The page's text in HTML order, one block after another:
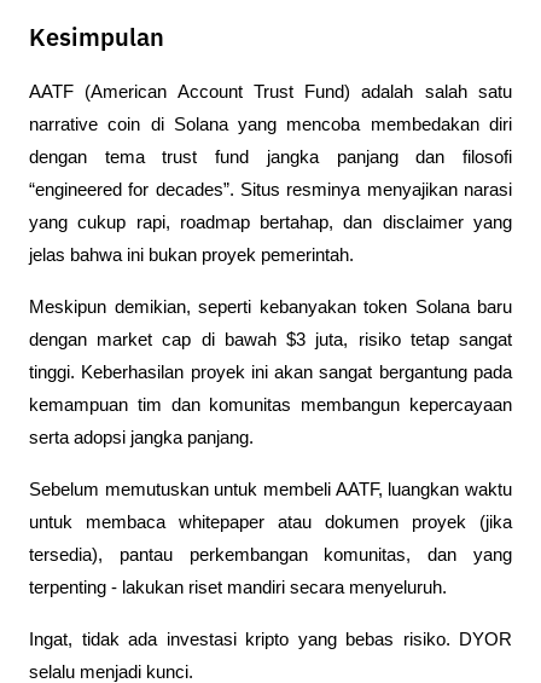
Kesimpulan
AATF (American Account Trust Fund) adalah salah satu
narrative coin di Solana yang mencoba membedakan diri
dengan tema trust fund jangka panjang dan filosofi
“engineered for decades”. Situs resminya menyajikan narasi
yang cukup rapi, roadmap bertahap, dan disclaimer yang
jelas bahwa ini bukan proyek pemerintah.
Meskipun demikian, seperti kebanyakan token Solana baru
dengan market cap di bawah $3 juta, risiko tetap sangat
tinggi. Keberhasilan proyek ini akan sangat bergantung pada
kemampuan tim dan komunitas membangun kepercayaan
serta adopsi jangka panjang.
Sebelum memutuskan untuk membeli AATF, luangkan waktu
untuk membaca whitepaper atau dokumen proyek (jika
tersedia), pantau perkembangan komunitas, dan yang
terpenting - lakukan riset mandiri secara menyeluruh.
Ingat, tidak ada investasi kripto yang bebas risiko. DYOR
selalu menjadi kunci.